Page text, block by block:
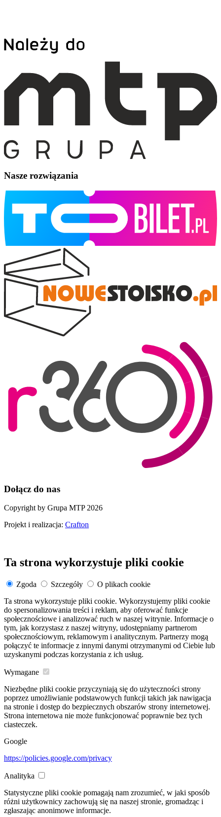
Nasze rozwiązania
Dołącz do nas
Copyright by Grupa MTP 2026
Projekt i realizacja: Crafton
Ta strona wykorzystuje pliki cookie
Zgoda Szczegóły
O plikach cookie
Ta strona wykorzystuje pliki cookie. Wykorzystujemy pliki cookie
do spersonalizowania treści i reklam, aby oferować funkcje
społecznościowe i analizować ruch w naszej witrynie. Informacje o
tym, jak korzystasz z naszej witryny, udostępniamy partnerom
społecznościowym, reklamowym i analitycznym. Partnerzy mogą
połączyć te informacje z innymi danymi otrzymanymi od Ciebie lub
uzyskanymi podczas korzystania z ich usług.
Wymagane
Niezbędne pliki cookie przyczyniają się do użyteczności strony
poprzez umożliwianie podstawowych funkcji takich jak nawigacja
na stronie i dostęp do bezpiecznych obszarów strony internetowej.
Strona internetowa nie może funkcjonować poprawnie bez tych
ciasteczek.
Google
https://policies.google.com/privacy
Analityka
Statystyczne pliki cookie pomagają nam zrozumieć, w jaki sposób
różni użytkownicy zachowują się na naszej stronie, gromadząc i
zgłaszając anonimowe informacje.